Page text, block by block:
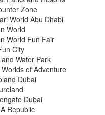
Zone
World Abu Dhabi
World
World Fun Fair
City
Water Park
of Adventure
Dubai
Dubai
Republic